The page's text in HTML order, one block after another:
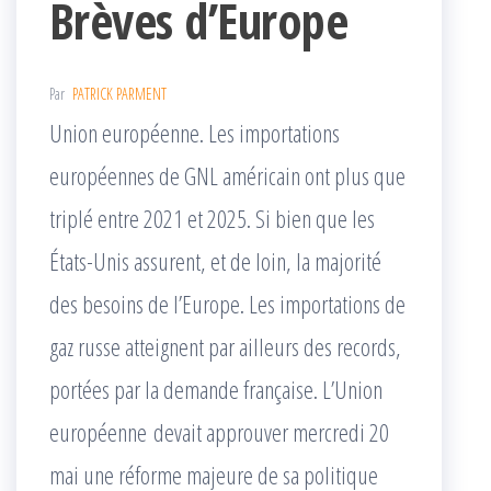
Brèves d’Europe
Par PATRICK PARMENT
Union européenne. Les importations
européennes de GNL américain ont plus que
triplé entre 2021 et 2025. Si bien que les
États-Unis assurent, et de loin, la majorité
des besoins de l’Europe. Les importations de
gaz russe atteignent par ailleurs des records,
portées par la demande française. L’Union
européenne devait approuver mercredi 20
mai une réforme majeure de sa politique